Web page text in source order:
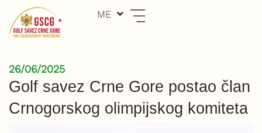
content
ME
EN
26/06/2025
Golf savez Crne Gore postao član
Crnogorskog olimpijskog komiteta